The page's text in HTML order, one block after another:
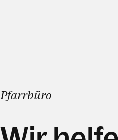
Pfarrbüro